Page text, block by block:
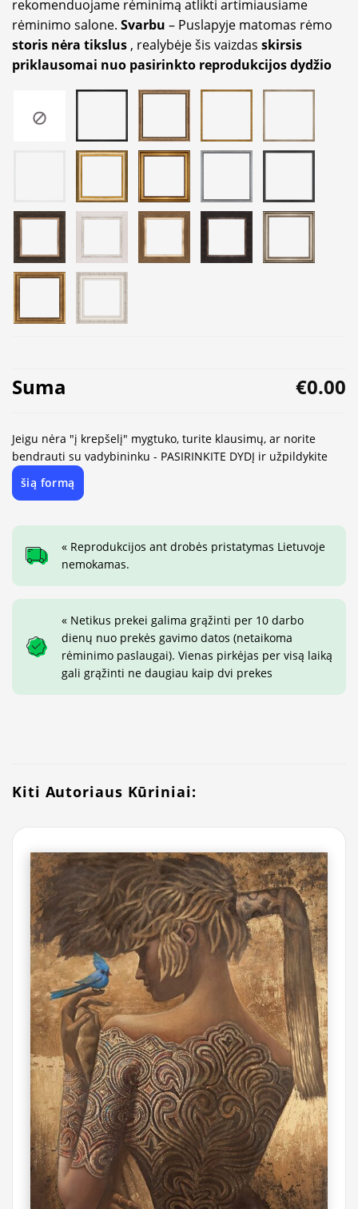
rekomenduojame rėminimą atlikti artimiausiame
rėminimo salone. Svarbu – Puslapyje matomas rėmo
storis nėra tikslus , realybėje šis vaizdas skirsis
priklausomai nuo pasirinkto reprodukcijos dydžio
Suma €0.00
Jeigu nėra "į krepšelį" mygtuko, turite klausimų, ar norite
bendrauti su vadybininku - PASIRINKITE DYDĮ ir užpildykite
šią formą
« Reprodukcijos ant drobės pristatymas Lietuvoje
nemokamas.
« Netikus prekei galima grąžinti per 10 darbo
dienų nuo prekės gavimo datos (netaikoma
rėminimo paslaugai). Vienas pirkėjas per visą laiką
gali grąžinti ne daugiau kaip dvi prekes
Kiti Autoriaus Kūriniai: